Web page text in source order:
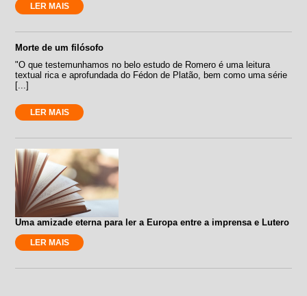
LER MAIS
Morte de um filósofo
"O que testemunhamos no belo estudo de Romero é uma leitura
textual rica e aprofundada do Fédon de Platão, bem como uma série
[...]
LER MAIS
Uma amizade eterna para ler a Europa entre a imprensa e Lutero
LER MAIS